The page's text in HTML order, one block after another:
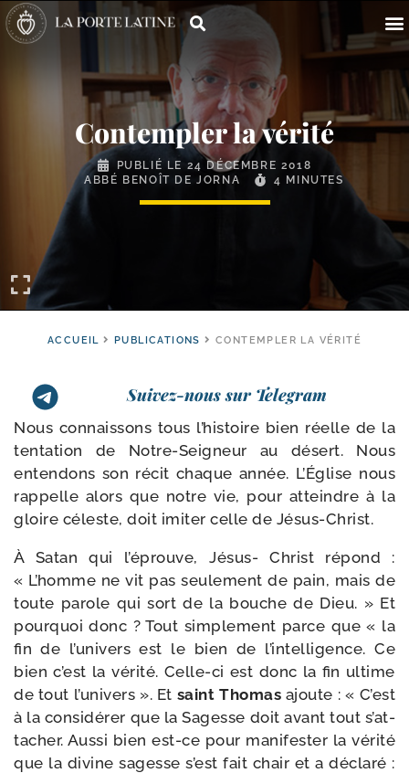
Contempler la vérité
PUBLIÉ LE 24 DÉCEMBRE 2018
ABBÉ BENOÎT DE JORNA
4 MINUTES
ACCUEIL PUBLICATIONS CONTEMPLER LA VÉRITÉ
Suivez-nous sur Telegram
Nous connais­sons tous l’his­toire bien réelle de la
ten­ta­tion de Notre-​Seigneur au désert. Nous
enten­dons son récit chaque année. L’Église nous
rap­pelle alors que notre vie, pour atteindre à la
gloire céleste, doit imi­ter celle de Jésus-Christ.
À Satan qui l’é­prouve, Jésus- Christ répond :
« L’homme ne vit pas seule­ment de pain, mais de
toute parole qui sort de la bouche de Dieu. » Et
pour­quoi donc ? Tout sim­ple­ment parce que « la
fin de l’u­ni­vers est le bien de l’in­tel­li­gence. Ce
bien c’est la véri­té. Celle-​ci est donc la fin ultime
de tout l’u­ni­vers ». Et saint Thomas ajoute : « C’est
à la consi­dé­rer que la Sagesse doit avant tout s’at­
ta­cher. Aussi bien est-​ce pour mani­fes­ter la véri­té
que la divine sagesse s’est fait chair et a décla­ré :